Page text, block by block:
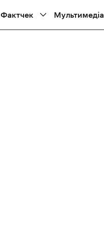
Фактчек Мультимедіа